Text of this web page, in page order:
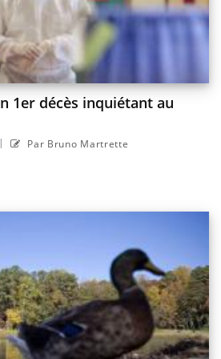
1er décès inquiétant au
| Par Bruno Martrette